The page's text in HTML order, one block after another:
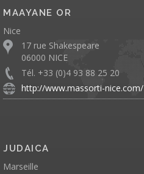
MAAYANE OR
Nice
17 rue Shakespeare
06000 NICE
Tél. +33 (0)4 93 88 25 20
http://www.massorti-nice.com/
JUDAICA
Marseille